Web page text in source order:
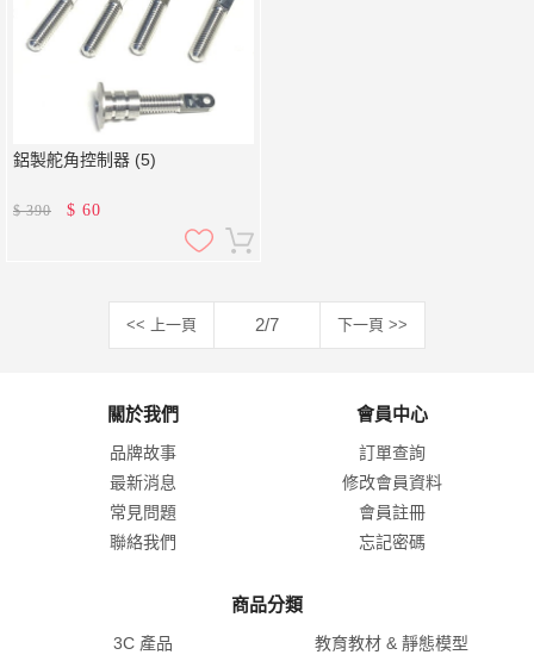
鋁製舵角控制器 (5)
$390 $ 60
<< 上一頁 2/7 下一頁 >>
關於我們
品牌故事
最新消息
常見問題
聯絡我們
會員中心
訂單查詢
修改會員資料
會員註冊
忘記密碼
商品分類
3C 產品
教育教材 & 靜態模型